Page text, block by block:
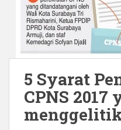
5 Syarat
CPNS